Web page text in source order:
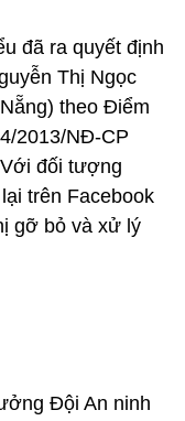
đã ra quyết định
Thị Ngọc
theo Điểm
2013/NĐ-CP
đối tượng
trên Facebook
gỡ bỏ và xử lý
Đội An ninh